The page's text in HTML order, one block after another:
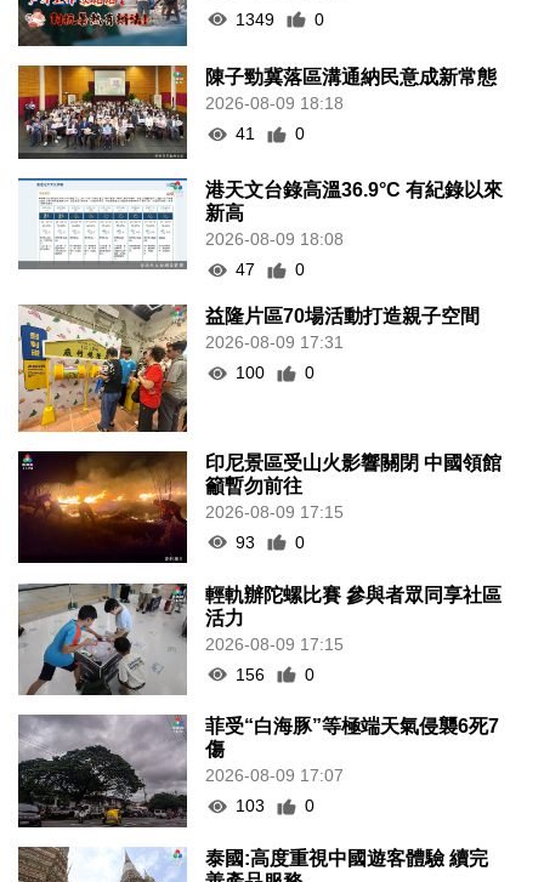
1349
0
陳子勁冀落區溝通納民意成新常態
2026-08-09 18:18
41
0
港天文台錄高溫36.9°C 有紀錄以來
新高
2026-08-09 18:08
47
0
益隆片區70場活動打造親子空間
2026-08-09 17:31
100
0
印尼景區受山火影響關閉 中國領館
籲暫勿前往
2026-08-09 17:15
93
0
輕軌辦陀螺比賽 參與者眾同享社區
活力
2026-08-09 17:15
156
0
菲受“白海豚”等極端天氣侵襲6死7
傷
2026-08-09 17:07
103
0
泰國:高度重視中國遊客體驗 續完